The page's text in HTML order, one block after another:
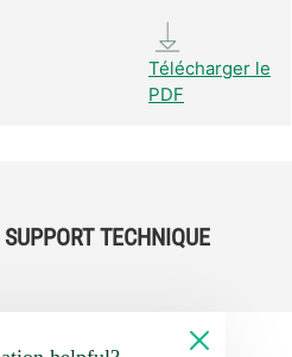
Télécharger le
PDF
TECHNIQUE